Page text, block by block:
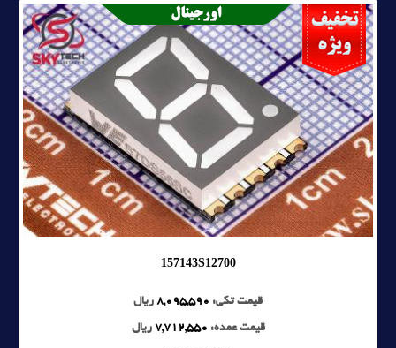
157143S12700
قیمت تکی: 8,095,590 ریال
قیمت عمده: 7,712,550 ریال